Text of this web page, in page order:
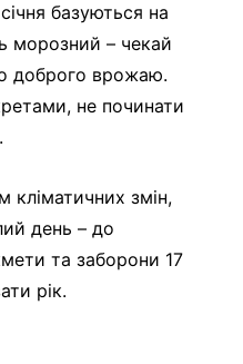
базуються на
морозний – чекай
доброго врожаю.
не починати
кліматичних змін,
день – до
та заборони 17
рік.